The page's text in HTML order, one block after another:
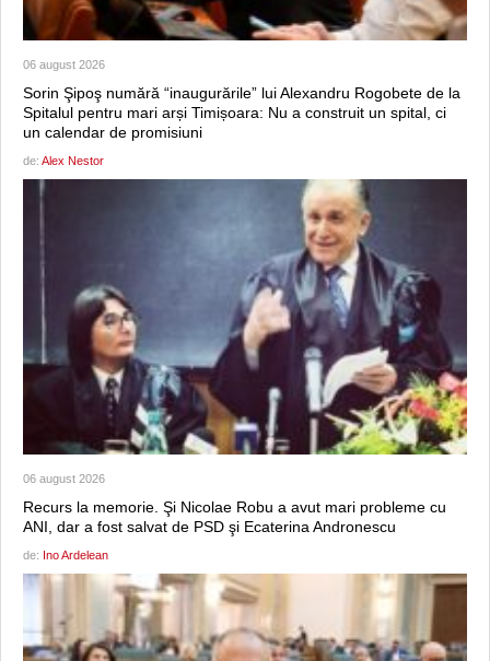
06 august 2026
Sorin Şipoş numără “inaugurările” lui Alexandru Rogobete de la
Spitalul pentru mari arși Timișoara: Nu a construit un spital, ci
un calendar de promisiuni
de: Alex Nestor
06 august 2026
Recurs la memorie. Şi Nicolae Robu a avut mari probleme cu
ANI, dar a fost salvat de PSD şi Ecaterina Andronescu
de: Ino Ardelean